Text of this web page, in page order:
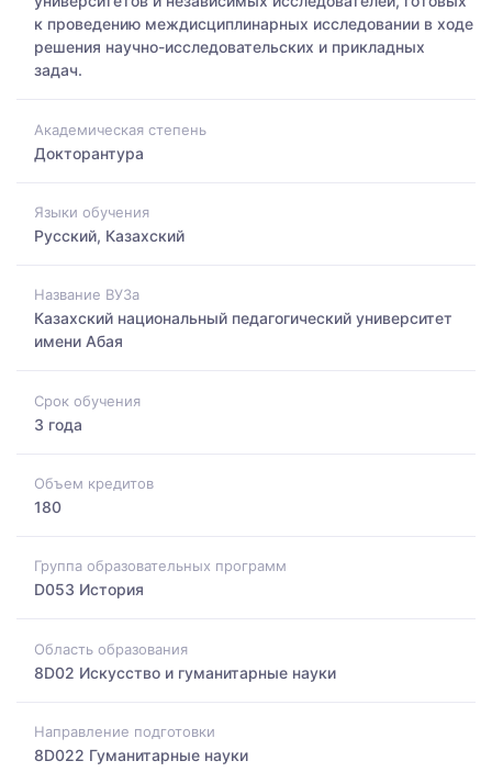
к проведению междисциплинарных исследовании в ходе
решения научно-исследовательских и прикладных
задач.
Академическая степень
Докторантура
Языки обучения
Русский, Казахский
Название ВУЗа
Казахский национальный педагогический университет
имени Абая
Срок обучения
3 года
Объем кредитов
180
Группа образовательных программ
D053 История
Область образования
8D02 Искусство и гуманитарные науки
Направление подготовки
8D022 Гуманитарные науки